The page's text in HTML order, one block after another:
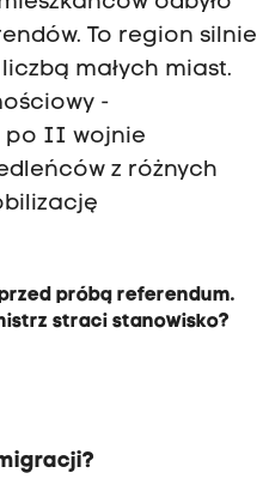
To region silnie
małych miast.
-
po II wojnie
z różnych
próbą referendum.
straci stanowisko?